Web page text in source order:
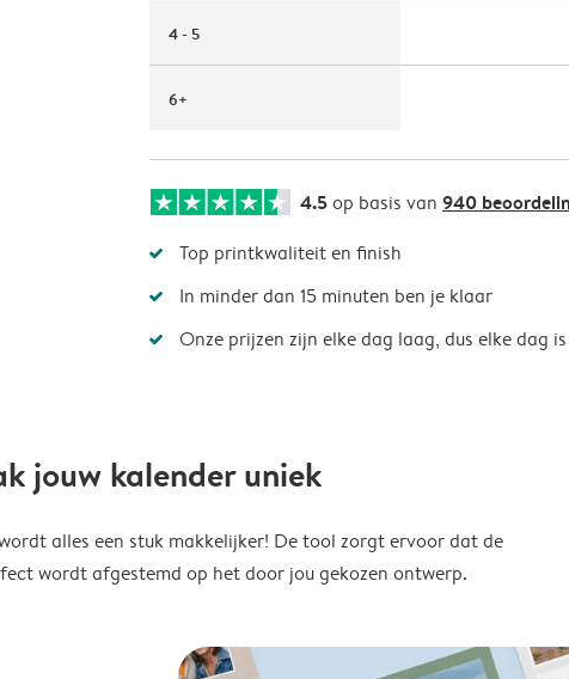
4 - 5
6+
4.5op basis van 940
Top printkwaliteit en finish
In minder dan 15 minuten ben je klaar
Onze prijzen zijn elke dag laag, dus elke dag
jouw kalender uniek
alles een stuk makkelijker! De tool zorgt ervoor dat de
wordt afgestemd op het door jou gekozen ontwerp.